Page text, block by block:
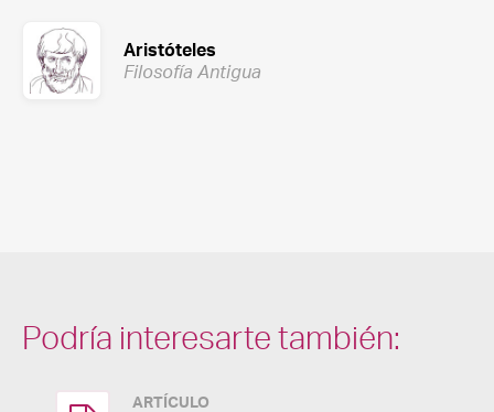
Aristóteles
Filosofía Antigua
Podría interesarte también:
ARTÍCULO